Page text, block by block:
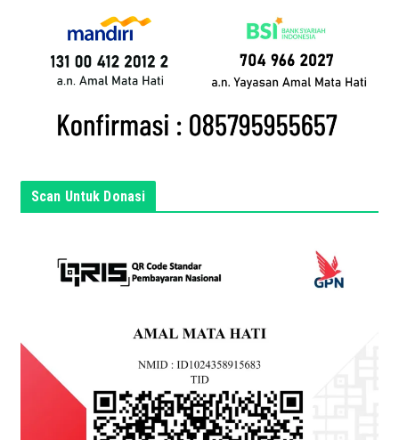
n
Scan Untuk Donasi